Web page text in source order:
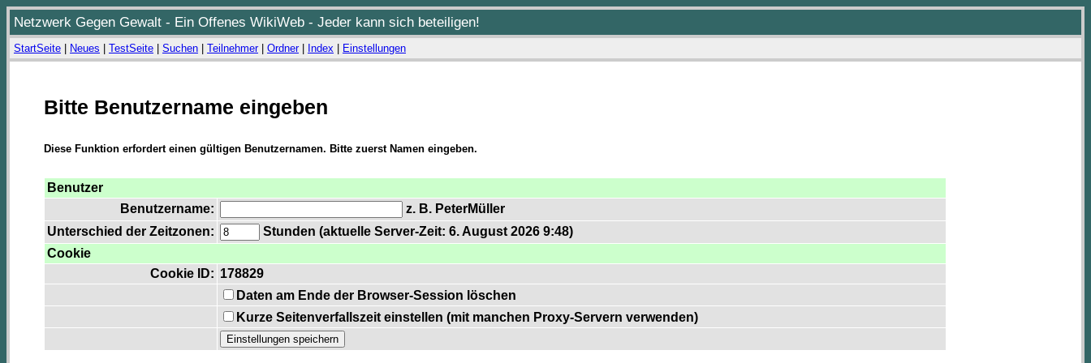
Netzwerk Gegen Gewalt - Ein Offenes WikiWeb - Jeder kann sich beteiligen!
StartSeite Neues TestSeite Suchen Teilnehmer| Ordner| Index Einstellungen
Bitte Benutzername eingeben
Diese Funktion erfordert einen gültigen Benutzernamen. Bitte zuerst Namen eingeben.
Benutzer
Benutzername:
z. B. PeterMüller
Unterschied der Zeitzonen:
Stunden (aktuelle Server-Zeit: 6. August 2026 9:48)
Cookie
Cookie ID: 178829
Daten am Ende der Browser-Session löschen
Kurze Seitenverfallszeit einstellen (mit manchen Proxy-Servern verwenden)